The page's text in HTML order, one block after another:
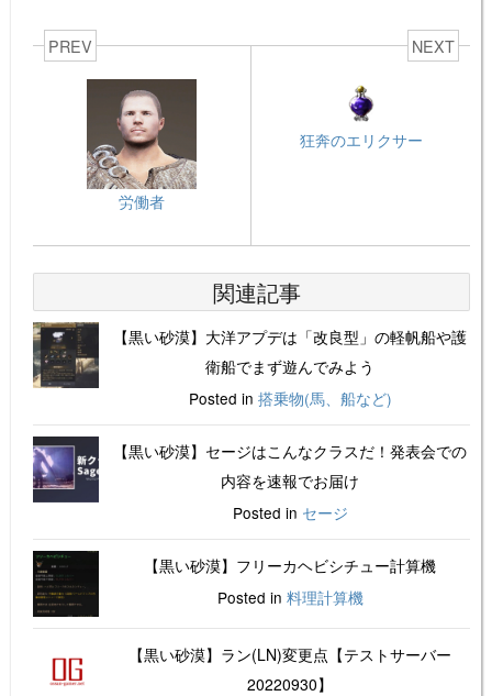
PREV
労働者
NEXT
狂奔のエリクサー
関連記事
【黒い砂漠】大洋アプデは「改良型」の軽帆船や護
衛船でまず遊んでみよう
Posted in 搭乗物(馬、船など)
【黒い砂漠】セージはこんなクラスだ！発表会での
内容を速報でお届け
Posted in セージ
【黒い砂漠】フリーカヘビシチュー計算機
Posted in 料理計算機
【黒い砂漠】ラン(LN)変更点【テストサーバー
20220930】